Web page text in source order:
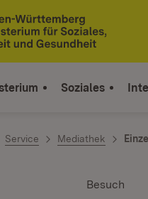
Soziales
Service Mediathek
Besuch